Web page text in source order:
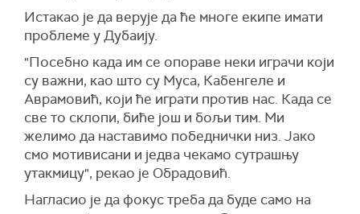
Истакао је да верује да ће многе екипе имати
проблеме у Дубаију.
"Посебно када им се опораве неки играчи који
су важни, као што су Муса, Кабенгеле и
Аврамовић, који ће играти против нас. Када се
све то склопи, биће још и бољи тим. Ми
желимо да наставимо победнички низ. Јако
смо мотивисани и једва чекамо сутрашњу
утакмицу", рекао је Обрадовић.
Нагласио је да фокус треба да буде само на